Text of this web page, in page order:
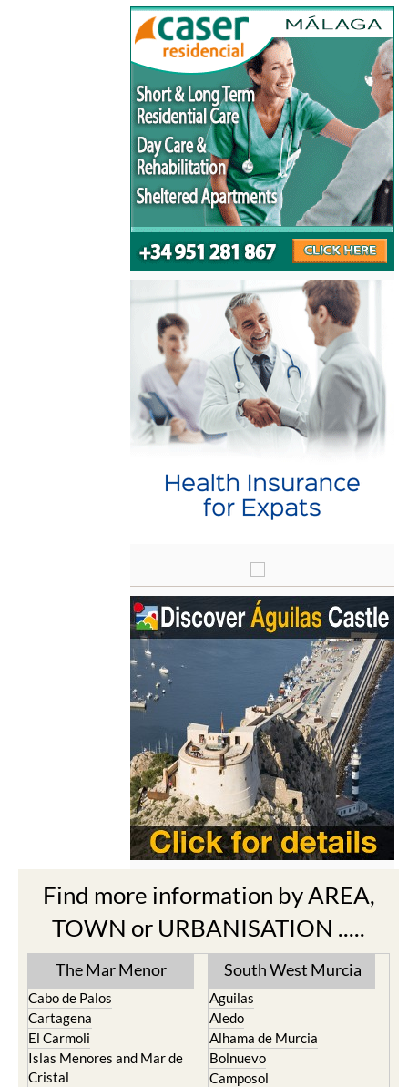
Find more information by AREA,
TOWN or URBANISATION .....
The Mar Menor
Cabo de Palos
Cartagena
El Carmoli
Islas Menores and Mar de
Cristal
South West Murcia
Aguilas
Aledo
Alhama de Murcia
Bolnuevo
Camposol